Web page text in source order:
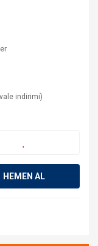
indirimi)
HEMEN AL